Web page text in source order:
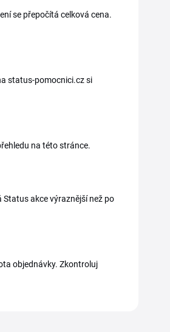
se přepočítá celková cena.
status-pomocnici.cz si
na této stránce.
akce výraznější než po
objednávky. Zkontroluj